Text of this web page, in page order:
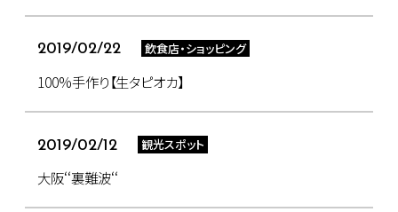
2019/02/22 飲食店・ショッピング
100%手作り【生タピオカ】
2019/02/12 観光スポット
大阪‘‘裏難波‘‘